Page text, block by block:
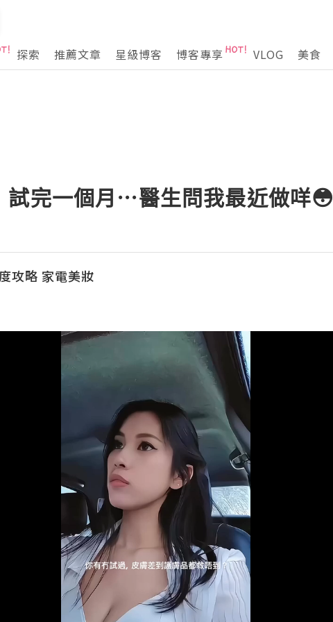
探索
推薦文章 星級博客 博客專享 VLOG 美食
試完一個月⋯醫生問我最近做咩😳
攻略 家電美妝